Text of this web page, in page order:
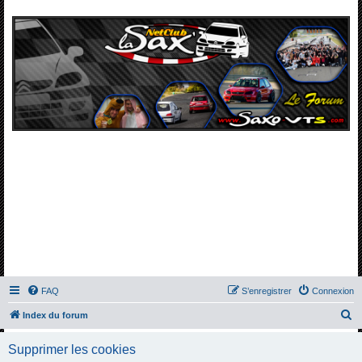
FAQ Connexion
S’enregistrer
Index du forum
Supprimer les cookies